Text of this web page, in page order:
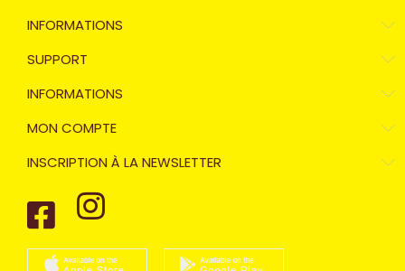
INFORMATIONS
SUPPORT
INFORMATIONS
MON COMPTE
INSCRIPTION À LA NEWSLETTER